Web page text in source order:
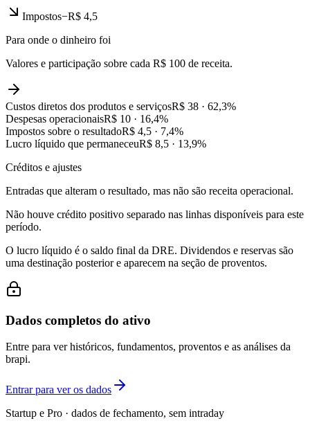
Impostos−R$ 4,5
Para onde o dinheiro foi
Valores e participação sobre cada R$ 100 de receita.
Custos diretos dos produtos e serviçosR$ 38 · 62,3%
Despesas operacionaisR$ 10 · 16,4%
Impostos sobre o resultadoR$ 4,5 · 7,4%
Lucro líquido que permaneceuR$ 8,5 · 13,9%
Créditos e ajustes
Entradas que alteram o resultado, mas não são receita operacional.
Não houve crédito positivo separado nas linhas disponíveis para este
período.
O lucro líquido é o saldo final da DRE. Dividendos e reservas são
uma destinação posterior e aparecem na seção de proventos.
Dados completos do ativo
Entre para ver históricos, fundamentos, proventos e as análises da
brapi.
Entrar para ver os dados
Startup e Pro · dados de fechamento, sem intraday